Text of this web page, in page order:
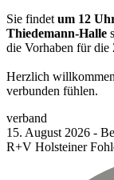
Sie findet um 12
Thiedemann-Halle
die Vorhaben für
Herzlich
verbunden fühlen.
verband
15. August 2026 -
R+V Holsteiner